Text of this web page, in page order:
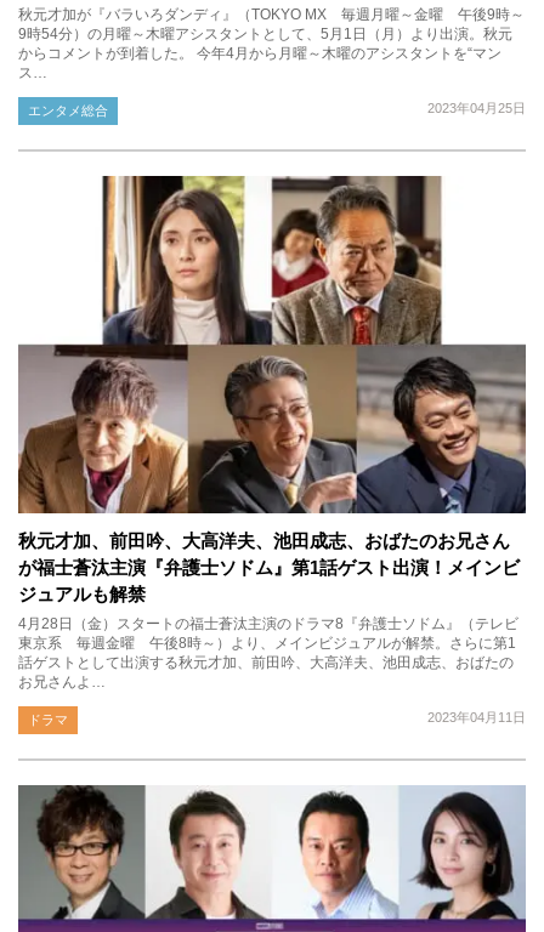
秋元才加が『バラいろダンディ』（TOKYO MX 毎週月曜～金曜 午後9時～
9時54分）の月曜～木曜アシスタントとして、5月1日（月）より出演。秋元
からコメントが到着した。 今年4月から月曜～木曜のアシスタントを“マン
ス…
2023年04月25日
エンタメ総合
秋元才加、前田吟、大高洋夫、池田成志、おばたのお兄さん
が福士蒼汰主演『弁護士ソドム』第1話ゲスト出演！メインビ
ジュアルも解禁
4月28日（金）スタートの福士蒼汰主演のドラマ8『弁護士ソドム』（テレビ
東京系 毎週金曜 午後8時～）より、メインビジュアルが解禁。さらに第1
話ゲストとして出演する秋元才加、前田吟、大高洋夫、池田成志、おばたの
お兄さんよ…
2023年04月11日
ドラマ